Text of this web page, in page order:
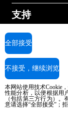
手动清洗清洁剂
树脂过滤水处理
反渗透水处理
我们在全球的办事处
支持
UNOX质保
查找经销商
查找服务中心
版权所有2026 UNOX
REA Padova 372835
AI Content
本网站使用技术Cookie
性能分析，以便根据用
（包括第三方行为）
意请选择“全部接受”；
全部接受
不接受，继续浏览